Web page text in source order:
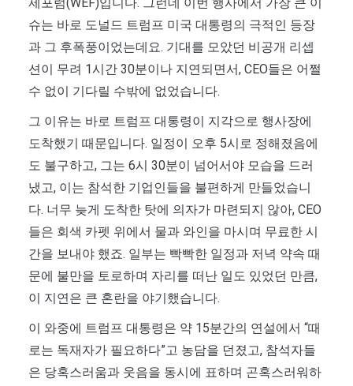
슈는 바로 도널드 트럼프 미국 대통령의 극적인 등장
과 그 후폭풍이었는데요. 기대를 모았던 비공개 리셉
션이 무려 1시간 30분이나 지연되면서, CEO들은 어쩔
수 없이 기다릴 수밖에 없었습니다.
그 이유는 바로 트럼프 대통령이 지각으로 행사장에
도착했기 때문입니다. 일정이 오후 5시로 정해졌음에
도 불구하고, 그는 6시 30분이 넘어서야 모습을 드러
냈고, 이는 참석한 기업인들을 불편하게 만들었습니
다. 너무 늦게 도착한 탓에 의자가 마련되지 않아, CEO
들은 회색 카펫 위에서 물과 와인을 마시며 무료한 시
간을 보내야 했죠. 일부는 빡빡한 일정과 저녁 약속 때
문에 불만을 토로하며 자리를 떠난 일도 있었던 만큼,
이 지연은 큰 혼란을 야기했습니다.
이 와중에 트럼프 대통령은 약 15분간의 연설에서 “때
로는 독재자가 필요하다”고 농담을 던졌고, 참석자들
은 당혹스러움과 웃음을 동시에 표하며 곤혹스러워하